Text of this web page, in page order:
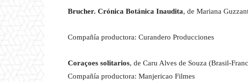
Brucher. Crónica Botánica Inaudita, de Mariana
Compañía productora: Curandero Producciones
Coraçoes solitarios, de Caru Alves de Souza (Brasil-
Compañía productora: Manjericao Filmes